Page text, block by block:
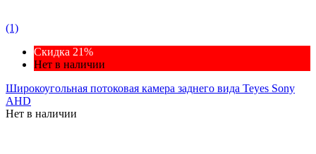
(1)
Скидка 21%
Нет в наличии
Широкоугольная потоковая камера заднего вида Teyes Sony
AHD
Нет в наличии